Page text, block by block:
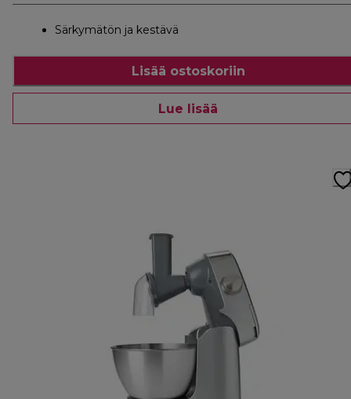
Särkymätön ja kestävä
Lisää ostoskoriin
Lue lisää